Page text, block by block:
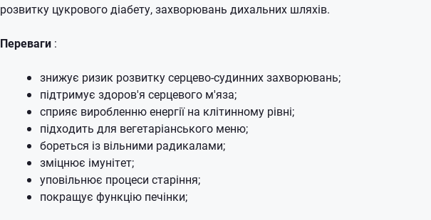
розвитку цукрового діабету, захворювань дихальних шляхів.
Переваги :
знижує ризик розвитку серцево-судинних захворювань;
підтримує здоров'я серцевого м'яза;
сприяє виробленню енергії на клітинному рівні;
підходить для вегетаріанського меню;
бореться із вільними радикалами;
зміцнює імунітет;
уповільнює процеси старіння;
покращує функцію печінки;